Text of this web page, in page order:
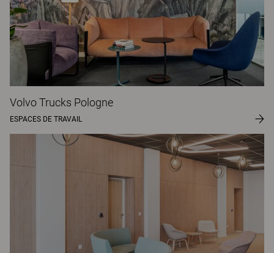
Volvo Trucks Pologne
ESPACES DE TRAVAIL